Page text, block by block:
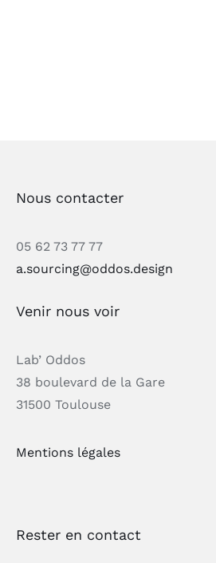
Nous contacter
05 62 73 77 77
a.sourcing@oddos.design
Venir nous voir
Lab’ Oddos
38 boulevard de la Gare
31500 Toulouse
Mentions légales
Rester en contact